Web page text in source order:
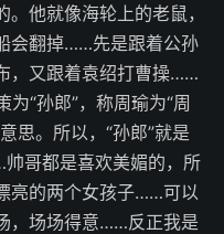
他就像海轮上的老鼠，
会翻掉……先是跟着公孙
，又跟着袁绍打曹操……
“孙郎”，称周瑜为“周
思。所以，“孙郎”就是
帅哥都是喜欢美媚的，所
亮的两个女孩子……可以
，场场得意……反正我是